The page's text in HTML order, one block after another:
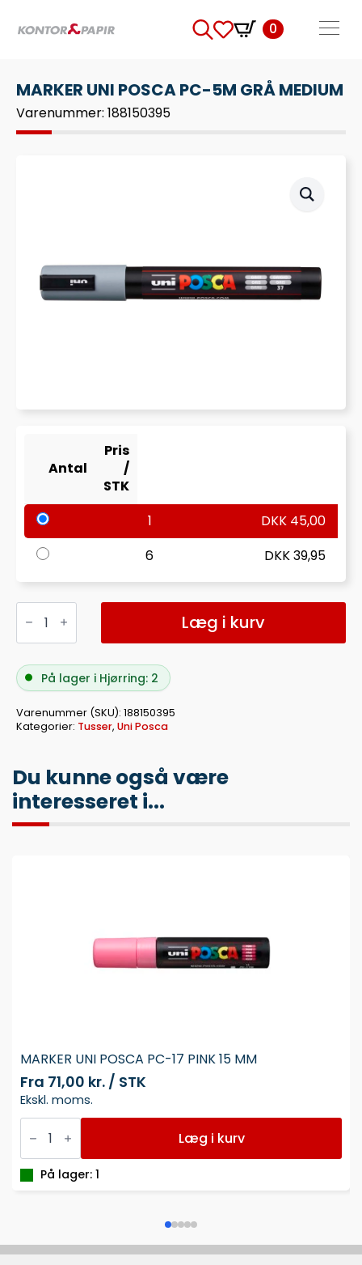
0
MARKER UNI POSCA PC-5M GRÅ MEDIUM
Varenummer: 188150395
Antal
Pris
/
STK
1
DKK 45,00
6
DKK39,95
MARKER
UNI
POSCA
PC-
GRÅ
MEDIUM
antal
Læg i kurv
På lager i Hjørring: 2
Varenummer (SKU): 188150395
Kategorier: Tusser, Uni Posca
Du kunne også være
interesseret i...
MARKER UNI POSCA PC-17 PINK 15 MM
Fra 71,00 kr. / STK
Ekskl. moms.
MARKER
UNI
POSCA
PC-
17
PINK
Læg i kurv
På lager: 1